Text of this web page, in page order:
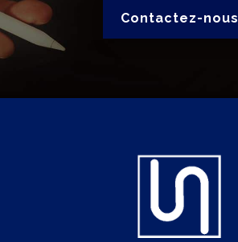
Contactez-nous